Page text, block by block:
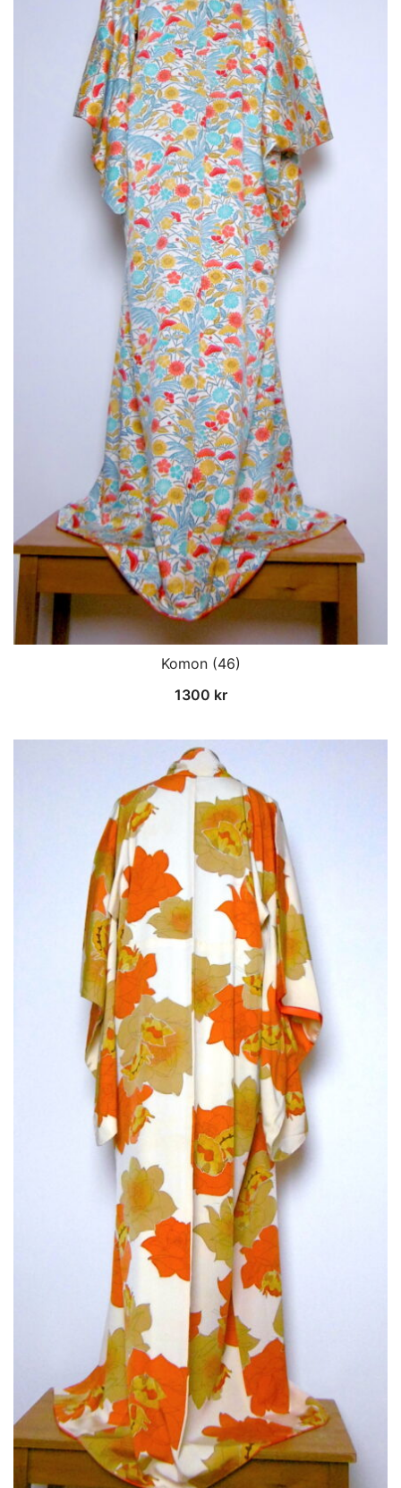
Komon (46)
1300 kr